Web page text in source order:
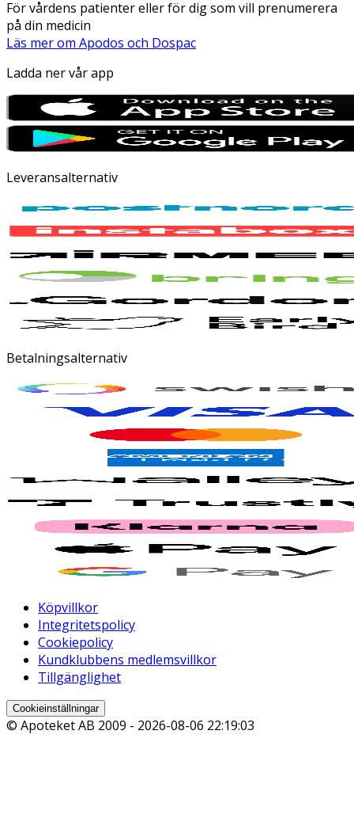
För vårdens patienter eller för dig som vill prenumerera
på din medicin
Läs mer om Apodos och Dospac
Ladda ner vår app
Leveransalternativ
Betalningsalternativ
Köpvillkor
Integritetspolicy
Cookiepolicy
Kundklubbens medlemsvillkor
Tillgänglighet
Cookieinställningar
© Apoteket AB 2009 - 2026-08-06 22:19:03